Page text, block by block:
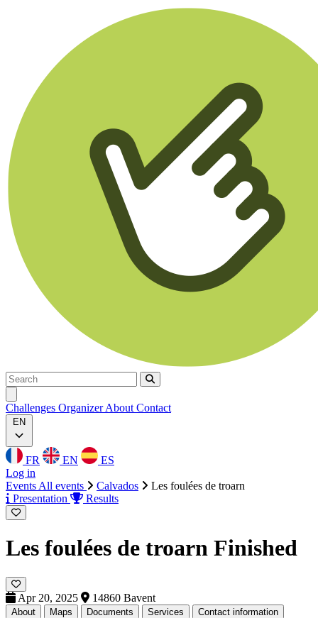
Search
Search
Challenges OrganizerAbout Contact
EN
FR EN
ES
Log in
Events All events Calvados
Les foulées de troarn
Presentation
Results
Les foulées de troarn Finished
Apr 20, 2025 14860 Bavent
About Maps Documents Services Contact information